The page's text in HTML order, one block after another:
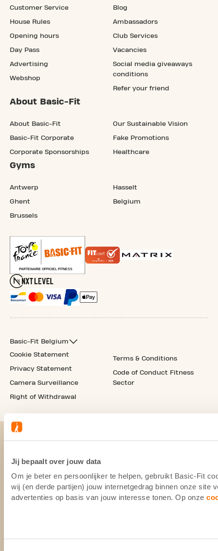
Jij bepaalt over jouw data
Om je beter en persoonlijker te helpen, gebruikt Basic-Fit
wij (en derde partijen) jouw internetgedrag binnen onze site
advertenties op basis van jouw interesse tonen. Op onze
Customer Service
House Rules
Opening hours
Day Pass
Advertising
Webshop
Blog
Ambassadors
Club Services
Vacancies
Social media giveaways
conditions
Refer your friend
About Basic-Fit
About Basic-Fit
Basic-Fit Corporate
Corporate Sponsorships
Our Sustainable Vision
Fake Promotions
Healthcare
Gyms
Antwerp
Ghent
Brussels
Hasselt
Belgium
Basic-Fit Belgium
Cookie Statement
Privacy Statement
Camera Surveillance
Right of Withdrawal
Terms & Conditions
Code of Conduct Fitness
Sector